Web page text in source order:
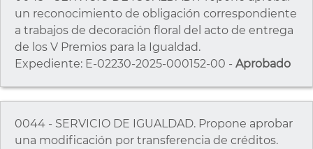
un reconocimiento de obligación correspondiente
a trabajos de decoración floral del acto de entrega
de los V Premios para la Igualdad.
Expediente: E-02230-2025-000152-00 - Aprobado
0044 - SERVICIO DE IGUALDAD. Propone aprobar
una modificación por transferencia de créditos.